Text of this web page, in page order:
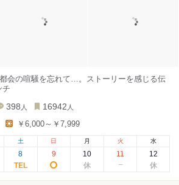
都会の喧騒を忘れて…。ストーリーを感じる伝
チ
398 人 16942 人
￥6,000～￥7,999
土
8
日
9
月
10
火
11
水
12